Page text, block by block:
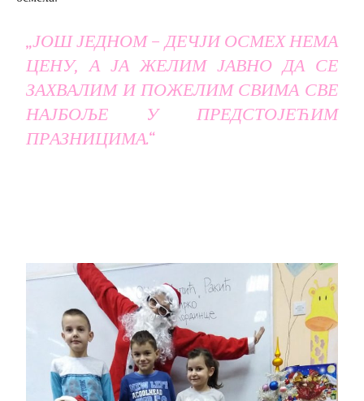
„ЈОШ ЈЕДНОМ – ДЕЧЈИ ОСМЕХ НЕМА
ЦЕНУ, А ЈА ЖЕЛИМ ЈАВНО ДА СЕ
ЗАХВАЛИМ И ПОЖЕЛИМ СВИМА СВЕ
НАЈБОЉЕ У ПРЕДСТОЈЕЋИМ
ПРАЗНИЦИМА.“